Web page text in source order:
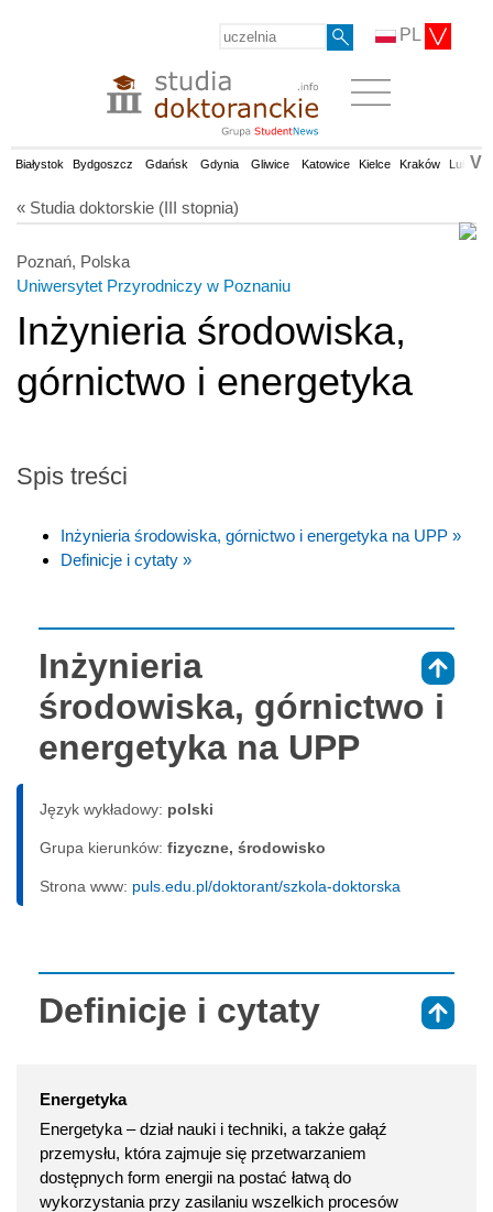
PL
Białystok Bydgoszcz Gdańsk Gdynia Gliwice Katowice Kielce Kraków Lublin
V
« Studia doktorskie (III stopnia)
Poznań, Polska
Uniwersytet Przyrodniczy w Poznaniu
Inżynieria środowiska,
górnictwo i energetyka
Spis treści
Inżynieria środowiska, górnictwo i energetyka na UPP »
Definicje i cytaty »
Inżynieria
środowiska, górnictwo i
energetyka na UPP
Język wykładowy: polski
Grupa kierunków: fizyczne, środowisko
Strona www: puls.edu.pl/doktorant/szkola-doktorska
Definicje i cytaty
Energetyka
Energetyka – dział nauki i techniki, a także gałąź
przemysłu, która zajmuje się przetwarzaniem
dostępnych form energii na postać łatwą do
wykorzystania przy zasilaniu wszelkich procesów